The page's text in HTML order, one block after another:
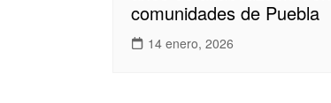
comunidades de Puebla
14 enero, 2026